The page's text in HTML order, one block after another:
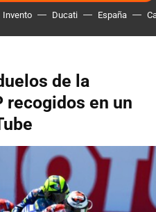
Invento Ducati España
de la
recogidos en un